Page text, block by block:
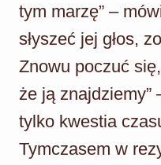
tym marzę” –
słyszeć jej głos,
Znowu poczuć
że ją znajdziemy”
tylko kwestia
Tymczasem w